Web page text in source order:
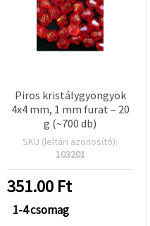
Piros kristálygyöngyök
4x4 mm, 1 mm furat – 20
g (~700 db)
SKU (leltári azonosító):
103201
351.00 Ft
1-4 csomag